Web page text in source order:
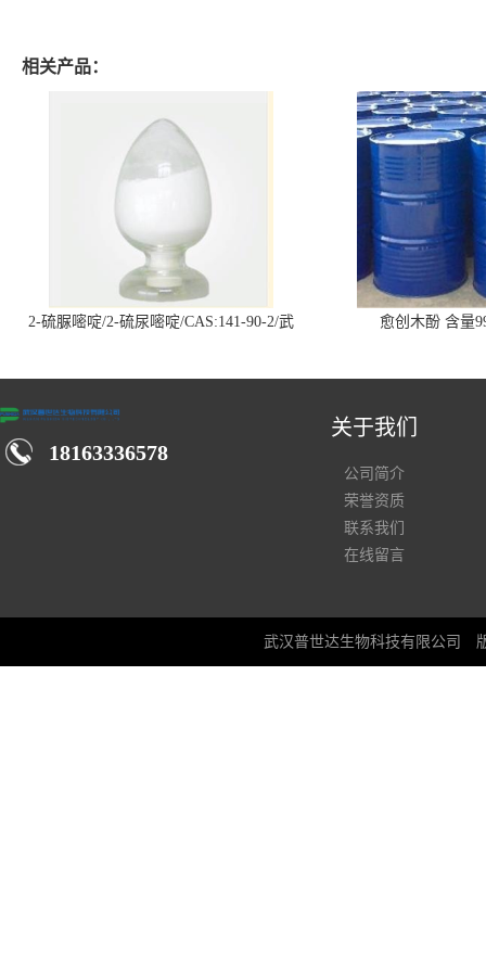
相关产品：
2-硫脲嘧啶/2-硫尿嘧啶/CAS:141-90-2/武
愈创木酚 含量
18163336578
关于我们
公司简介
荣誉资质
联系我们
在线留言
武汉普世达生物科技有限公司